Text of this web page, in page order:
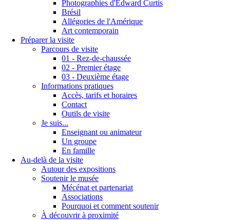
Photographies d'Edward Curtis
Brésil
Allégories de l'Amérique
Art contemporain
Préparer la visite
Parcours de visite
01 - Rez-de-chaussée
02 - Premier étage
03 - Deuxième étage
Informations pratiques
Accès, tarifs et horaires
Contact
Outils de visite
Je suis...
Enseignant ou animateur
Un groupe
En famille
Au-delà de la visite
Autour des expositions
Soutenir le musée
Mécénat et partenariat
Associations
Pourquoi et comment soutenir
À découvrir à proximité